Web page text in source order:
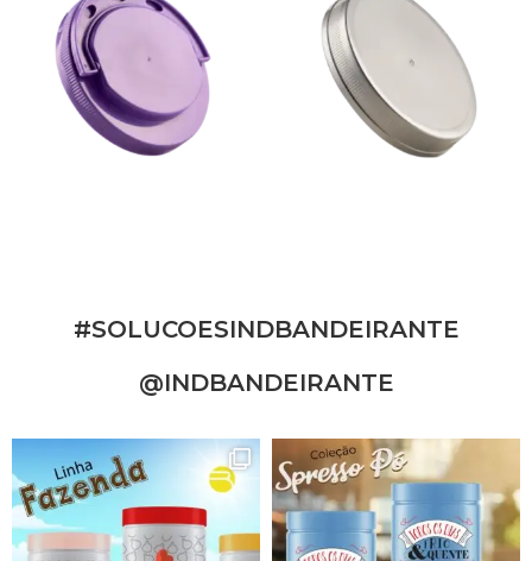
#SOLUCOESINDBANDEIRANTE
@INDBANDEIRANTE